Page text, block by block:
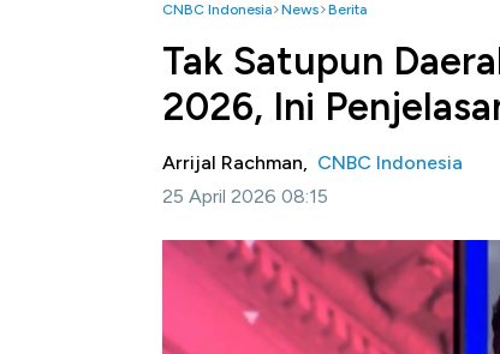
CNBC Indonesia News Berita
Tak Satupun
2026, Ini
Arrijal Rachman, CNBC Indonesia
25 April 2026 08:15